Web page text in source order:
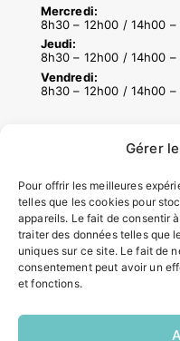
Gérer
Pour offrir les meilleures
telles que les cookies pour
appareils. Le fait de consentir
traiter des données telles que
uniques sur ce site. Le fait de
consentement peut avoir un
et fonctions.
Mercredi:
8h30 – 12h00 / 14h00 –
Jeudi:
8h30 – 12h00 / 14h00 –
Vendredi:
8h30 – 12h00 / 14h00 –
ACCÉS RAPIDES
Contacter la mairie
Pôle santé
Le Saucatais
Formalités
Restauration scolaire
Demander un
INFORMATIONS